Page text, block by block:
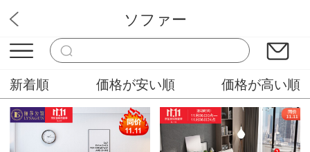
ユニーク家具販売
ソファー
新着順 価格が安い順 価格が高い順